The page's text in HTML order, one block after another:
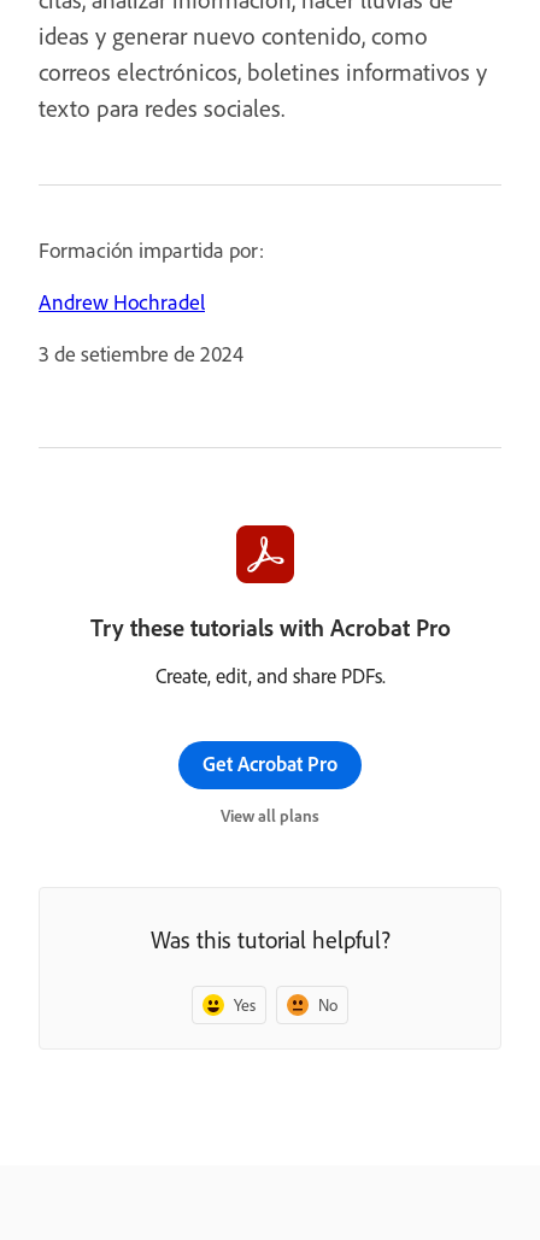
ideas y generar nuevo contenido, como
correos electrónicos, boletines informativos y
texto para redes sociales.
Formación impartida por:
Andrew Hochradel
3 de setiembre de 2024
Try these tutorials with Acrobat Pro
Create, edit, and share PDFs.
Get Acrobat Pro
View all plans
Was this tutorial helpful?
Yes No